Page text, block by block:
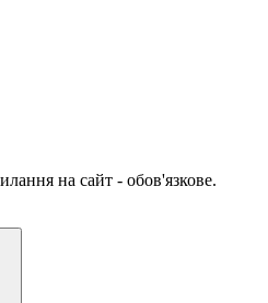
на сайт - обов'язкове.